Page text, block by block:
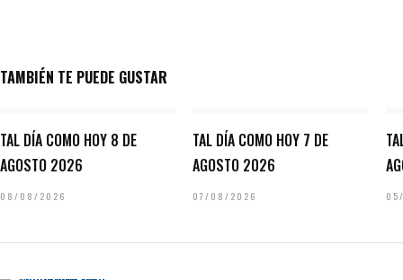
TAMBIÉN TE PUEDE GUSTAR
TAL DÍA COMO HOY 8 DE
AGOSTO 2026
08/08/2026
TAL DÍA COMO HOY 7 DE
AGOSTO 2026
07/08/2026